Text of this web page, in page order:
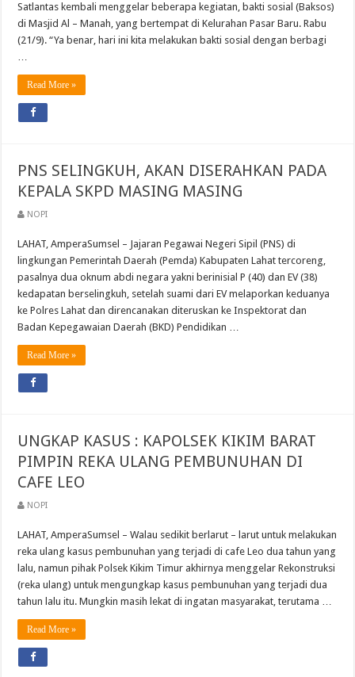
Satlantas kembali menggelar beberapa kegiatan, bakti sosial (Baksos)
di Masjid Al – Manah, yang bertempat di Kelurahan Pasar Baru. Rabu
(21/9). “Ya benar, hari ini kita melakukan bakti sosial dengan berbagi
…
Read More »
PNS SELINGKUH, AKAN DISERAHKAN PADA
KEPALA SKPD MASING MASING
NOPI
LAHAT, AmperaSumsel – Jajaran Pegawai Negeri Sipil (PNS) di
lingkungan Pemerintah Daerah (Pemda) Kabupaten Lahat tercoreng,
pasalnya dua oknum abdi negara yakni berinisial P (40) dan EV (38)
kedapatan berselingkuh, setelah suami dari EV melaporkan keduanya
ke Polres Lahat dan direncanakan diteruskan ke Inspektorat dan
Badan Kepegawaian Daerah (BKD) Pendidikan …
Read More »
UNGKAP KASUS : KAPOLSEK KIKIM BARAT
PIMPIN REKA ULANG PEMBUNUHAN DI
CAFE LEO
NOPI
LAHAT, AmperaSumsel – Walau sedikit berlarut – larut untuk melakukan
reka ulang kasus pembunuhan yang terjadi di cafe Leo dua tahun yang
lalu, namun pihak Polsek Kikim Timur akhirnya menggelar Rekonstruksi
(reka ulang) untuk mengungkap kasus pembunuhan yang terjadi dua
tahun lalu itu. Mungkin masih lekat di ingatan masyarakat, terutama …
Read More »